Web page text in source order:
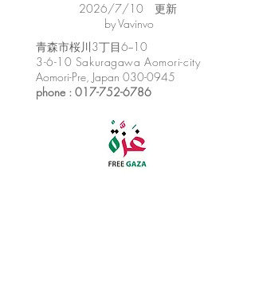
​2026/7/10 更新
by Vavinvo
​青森市桜川3丁目6−10
3-6-10 Sakuragawa Aomori-city
Aomori-Pre, Japan 030-0945
phone : 017-752-6786